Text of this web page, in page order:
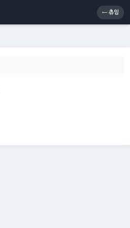
메인
← 츄잉